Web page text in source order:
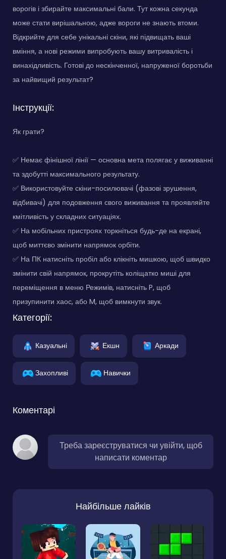
ворогів і збирайте максимальні бали. Тут кожна секунда
може стати вирішальною, адже вороги не знають втоми.
Відкрийте для себе унікальні скіни, які підвищать ваші
вміння, а нові режими випробують вашу витривалість і
винахідливість. Готові до нескінченної, напруженої боротьби
за найвищий результат?
Інструкції:
Як грати?
✅ Немає фінішної лінії — основна мета полягає у виживанні
та здобутті максимального результату.
✅ Використовуйте скіни-посилювачі (фазові зрушення,
відбивачі) для подовження свого виживання та проявляйте
кмітливість у складних ситуаціях.
✅ На мобільних пристроях торкніться будь-де на екрані,
щоб миттєво змінити напрямок орбіти.
✅ На ПК натисніть пробіл або клікніть мишкою, щоб швидко
змінити свій напрямок, прокрутіть коліщатко миші для
переміщення в меню Режимів, натисніть P, щоб
призупинити хаос, або M, щоб вимкнути звук.
Категорії:
Казуальні Екшн Аркади
Захопливі Навички
Коментарі
Треба зареєструватися чи увійти, щоб
написати коментар
Найбільше лайків